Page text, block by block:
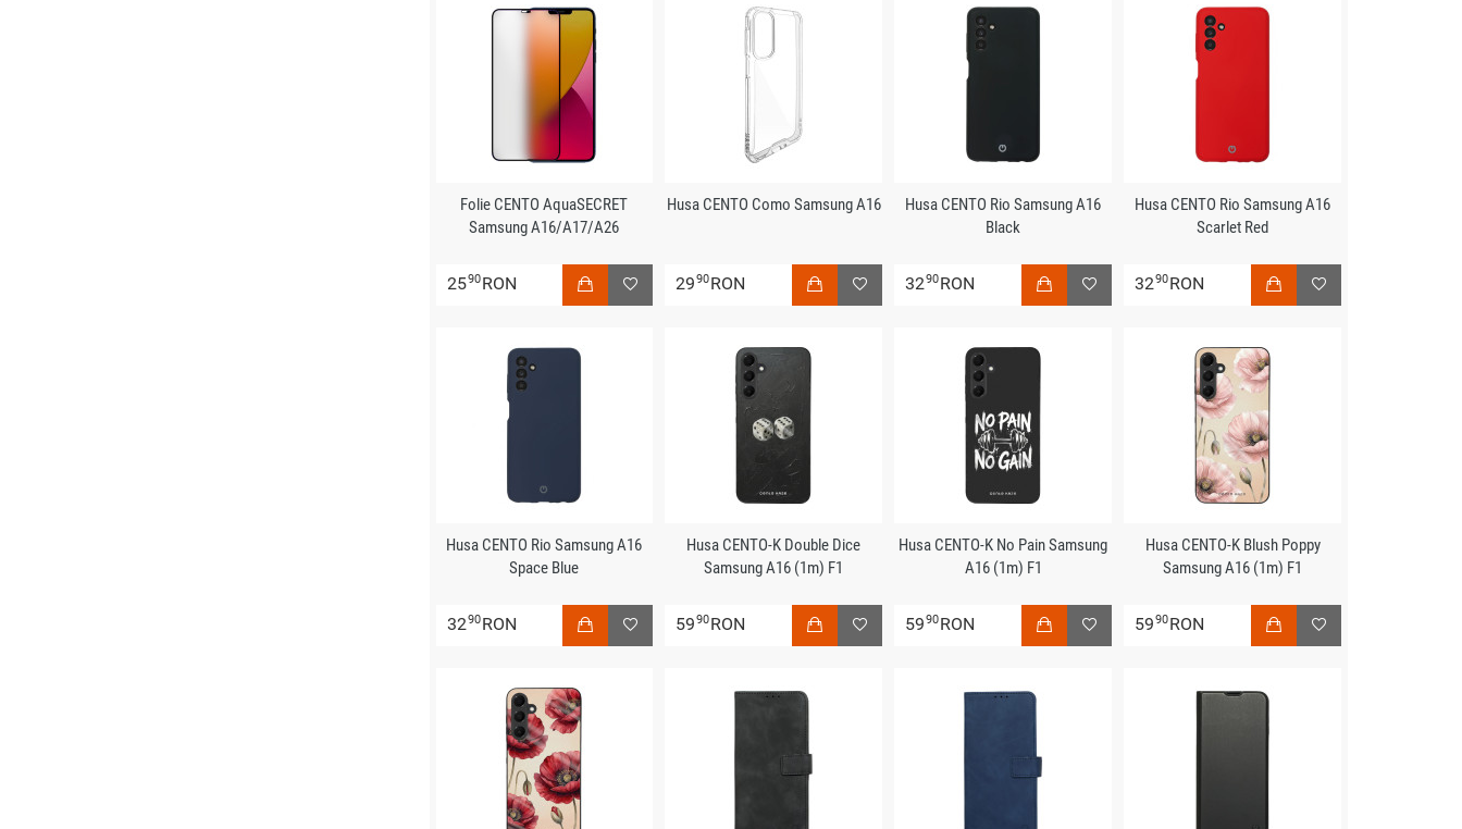
Folie CENTO AquaSECRET
Samsung A16/A17/A26
2590RON
Husa CENTO Como Samsung A16
2990RON
Husa CENTO Rio Samsung A16
Black
3290RON
Husa CENTO Rio Samsung A16
Scarlet Red
3290RON
Husa CENTO Rio Samsung A16
Space Blue
3290RON
Husa CENTO-K Double Dice
Samsung A16 (1m) F1
5990RON
Husa CENTO-K No Pain Samsung
A16 (1m) F1
5990RON
Husa CENTO-K Blush Poppy
Samsung A16 (1m) F1
5990RON